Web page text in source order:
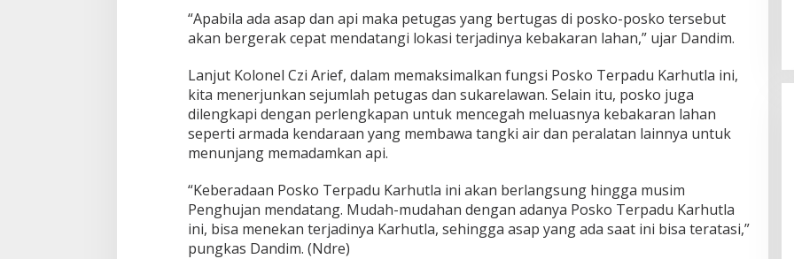
“Apabila ada asap dan api maka petugas yang bertugas di posko-posko tersebut
akan bergerak cepat mendatangi lokasi terjadinya kebakaran lahan,” ujar Dandim.
Lanjut Kolonel Czi Arief, dalam memaksimalkan fungsi Posko Terpadu Karhutla ini,
kita menerjunkan sejumlah petugas dan sukarelawan. Selain itu, posko juga
dilengkapi dengan perlengkapan untuk mencegah meluasnya kebakaran lahan
seperti armada kendaraan yang membawa tangki air dan peralatan lainnya untuk
menunjang memadamkan api.
“Keberadaan Posko Terpadu Karhutla ini akan berlangsung hingga musim
Penghujan mendatang. Mudah-mudahan dengan adanya Posko Terpadu Karhutla
ini, bisa menekan terjadinya Karhutla, sehingga asap yang ada saat ini bisa teratasi,”
pungkas Dandim. (Ndre)